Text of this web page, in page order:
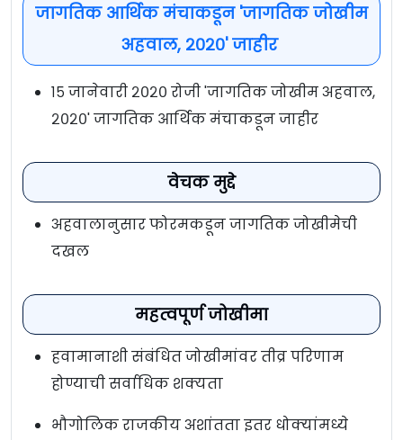
जागतिक आर्थिक मंचाकडून 'जागतिक जोखीम
अहवाल, २०२०' जाहीर
१५ जानेवारी २०२० रोजी 'जागतिक जोखीम अहवाल,
२०२०' जागतिक आर्थिक मंचाकडून जाहीर
वेचक मुद्दे
अहवालानुसार फोरमकडून जागतिक जोखीमेची
दखल
महत्वपूर्ण जोखीमा
हवामानाशी संबंधित जोखीमांवर तीव्र परिणाम
होण्याची सर्वाधिक शक्यता
भौगोलिक राजकीय अशांतता इतर धोक्‍यांमध्ये